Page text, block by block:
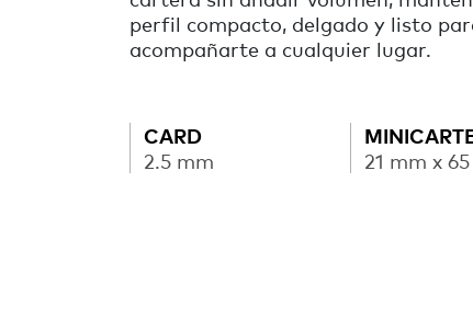
perfil compacto, delgado y listo
acompañarte a cualquier lugar.
CARD
2.5 mm
21 mm x